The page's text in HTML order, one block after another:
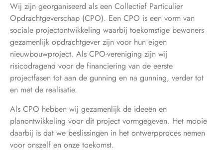
Wij zijn georganiseerd als een Collectief Particulier
Opdrachtgeverschap (CPO). Een CPO is een vorm van
sociale projectontwikkeling waarbij toekomstige bewoners
gezamenlijk opdrachtgever zijn voor hun eigen
nieuwbouwproject. Als CPO-vereniging zijn wij
risicodragend voor de financiering van de eerste
projectfasen tot aan de gunning en na gunning, verder tot
en met de realisatie.
Als CPO hebben wij gezamenlijk de ideeën en
planontwikkeling voor dit project vormgegeven. Het mooie
daarbij is dat we beslissingen in het ontwerpproces nemen
voor onszelf en onze toekomst.